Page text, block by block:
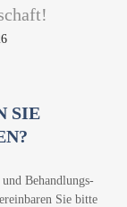
SIE
Behandlungs-
Sie bitte